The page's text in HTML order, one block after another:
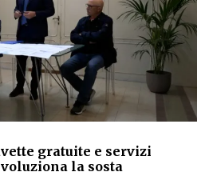
gratuite e servizi
la sosta